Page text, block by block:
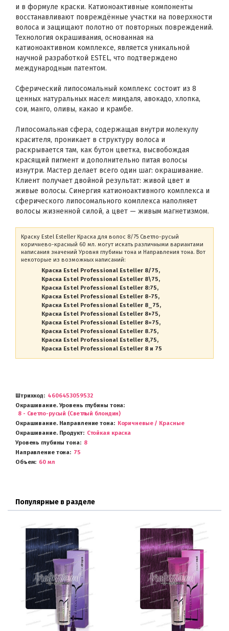
и в формуле краски. Катионоактивные компоненты
восстанавливают повреждённые участки на поверхности
волоса и защищают полотно от повторных повреждений.
Технология окрашивания, основанная на
катионоактивном комплексе, является уникальной
научной разработкой ESTEL, что подтверждено
международным патентом.
Сферический липосомальный комплекс состоит из 8
ценных натуральных масел: миндаля, авокадо, хлопка,
сои, манго, оливы, какао и крамбе.
Липосомальная сфера, содержащая внутри молекулу
красителя, проникает в структуру волоса и
раскрывается там, как бутон цветка, высвобождая
красящий пигмент и дополнительно питая волосы
изнутри. Мастер делает всего один шаг: окрашивание.
Клиент получает двойной результат: живой цвет и
живые волосы. Синергия катионоактивного комплекса и
сферического липосомального комплекса наполняет
волосы жизненной силой, а цвет — живым магнетизмом.
Краску Estel Esteller Краска для волос 8/75 Светло-русый
коричнево-красный 60 мл. могут искать различными вариантами
написания значений Уровня глубины тона и Направления тона. Вот
некоторые из возможных написаний:
Краска Estel Professional Esteller 8/75
Краска Estel Professional Esteller 8\75
Краска Estel Professional Esteller 8:75
Краска Estel Professional Esteller 8-75
Краска Estel Professional Esteller 8_75
Краска Estel Professional Esteller 8+75
Краска Estel Professional Esteller 8=75
Краска Estel Professional Esteller 8.75
Краска Estel Professional Esteller 8,75
Краска Estel Professional Esteller 8 и 75
Штрихкод
4606453059532
Окрашивание. Уровень глубины тона
8 - Светло-русый (Светлый блондин)
Окрашивание. Направление тона
Коричневые / Красные
Окрашивание. Продукт
Стойкая краска
Уровень глубины тона
8
Направление тона
75
Объем
60 мл
Популярные в разделе